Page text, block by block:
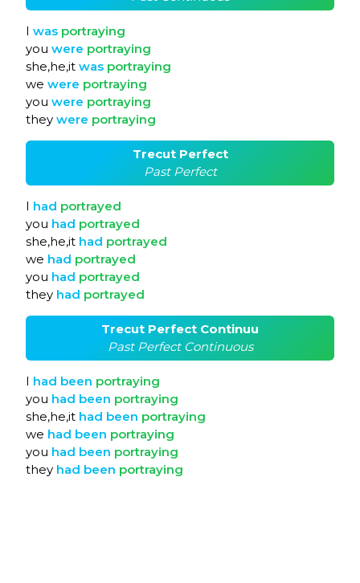
I was portraying
you were portraying
she,he,it was portraying
we were portraying
you were portraying
they were portraying
Trecut Perfect
Past Perfect
I had portrayed
you had portrayed
she,he,it had portrayed
we had portrayed
you had portrayed
they had portrayed
Trecut Perfect Continuu
Past Perfect Continuous
I had been portraying
you had been portraying
she,he,it had been portraying
we had been portraying
you had been portraying
they had been portraying